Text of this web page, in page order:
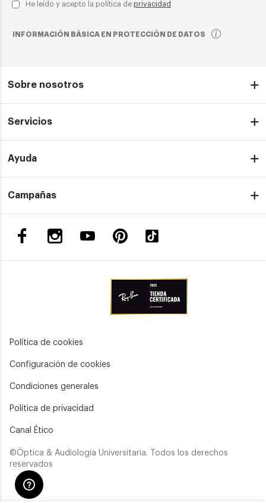
He leído y acepto la política de privacidad
INFORMACIÓN BÁSICA EN PROTECCIÓN DE DATOS
Sobre nosotros
Servicios
Ayuda
Campañas
Política de cookies
Configuración de cookies
Condiciones generales
Política de privacidad
Canal Ético
©Óptica & Audiología Universitaria. Todos los derechos
reservados